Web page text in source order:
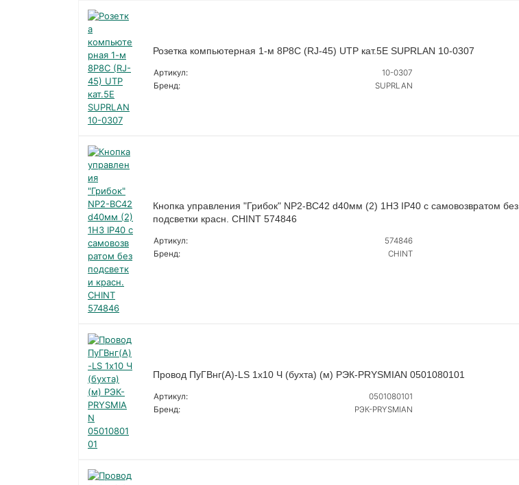
Розетка компьютерная 1-м 8P8C (RJ-45) UTP кат.5E SUPRLAN 10-0307
Артикул:
10-0307
Бренд:
SUPRLAN
Кнопка управления "Грибок" NP2-BC42 d40мм (2) 1НЗ IP40 с самовозвратом без
подсветки красн. CHINT 574846
Артикул:
574846
Бренд:
CHINT
Провод ПуГВнг(А)-LS 1х10 Ч (бухта) (м) РЭК-PRYSMIAN 0501080101
Артикул:
0501080101
Бренд:
РЭК-PRYSMIAN